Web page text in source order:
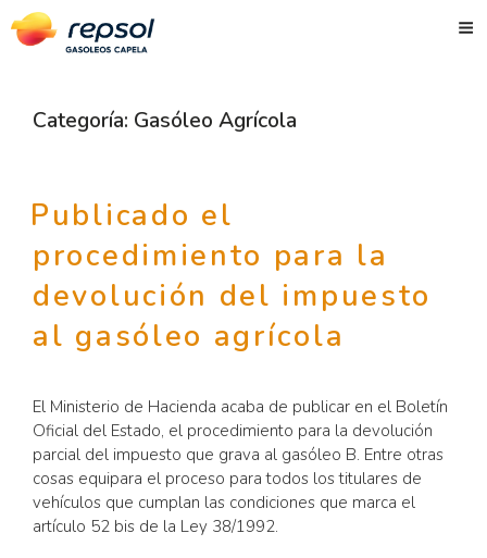
Skip
Categoría: Gasóleo Agrícola
Publicado el
procedimiento para la
devolución del impuesto
al gasóleo agrícola
El Ministerio de Hacienda acaba de publicar en el Boletín
Oficial del Estado, el procedimiento para la devolución
parcial del impuesto que grava al gasóleo B. Entre otras
cosas equipara el proceso para todos los titulares de
vehículos que cumplan las condiciones que marca el
artículo 52 bis de la Ley 38/1992.